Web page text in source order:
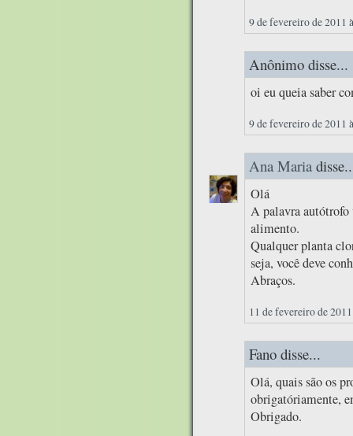
9 de fevereiro de 2011
Anônimo disse...
oi eu queia saber
9 de fevereiro de 2011
Ana Maria
Olá
A palavra
alimento.
Qualquer planta
seja, você deve
Abraços.
11 de fevereiro de
Fano disse...
Olá, quais são os
obrigatóriamente,
Obrigado.